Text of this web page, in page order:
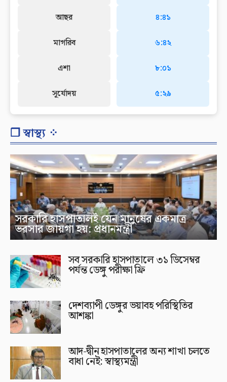
আছর
মাগরিব
এশা
সূর্যোদয়
৪:৪১
৬:৪২
৮:০১
৫:২৯
❐ স্বাস্থ্য ⁘
সরকারি হাসপাতালই যেন মানুষের একমাত্র
ভরসার জায়গা হয়: প্রধানমন্ত্রী
সব সরকারি হাসপাতালে ৩১ ডিসেম্বর
পর্যন্ত ডেঙ্গু পরীক্ষা ফ্রি
দেশব্যাপী ডেঙ্গুর ভয়াবহ পরিস্থিতির
আশঙ্কা
আদ-দ্বীন হাসপাতালের অন্য শাখা চলতে
বাধা নেই: স্বাস্থ্যমন্ত্রী